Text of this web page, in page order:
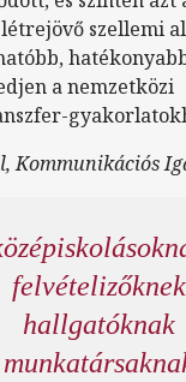
szellemi
a nemzetközi
Kommunikációs
felvételizőknek
hallgatóknak